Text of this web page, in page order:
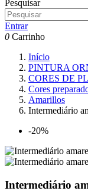
Pesquisar
Entrar
0 Carrinho
Início
PINTURA
CORES DE
Cores
Amarillos
Intermediário
-20%
Intermediário